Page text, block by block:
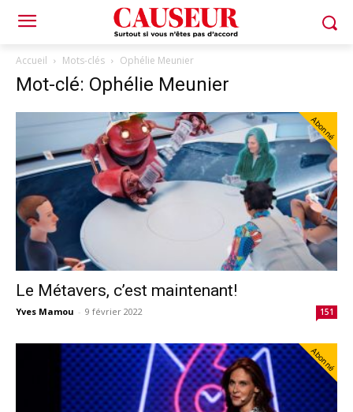
Accueil Mots-clés Ophélie Meunier
Mot-clé: Ophélie Meunier
Abonné
Le Métavers, c’est maintenant!
Yves Mamou - 9 février 2022 151
Abonné